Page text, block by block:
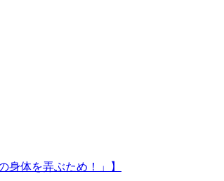
身体を弄ぶため！」】